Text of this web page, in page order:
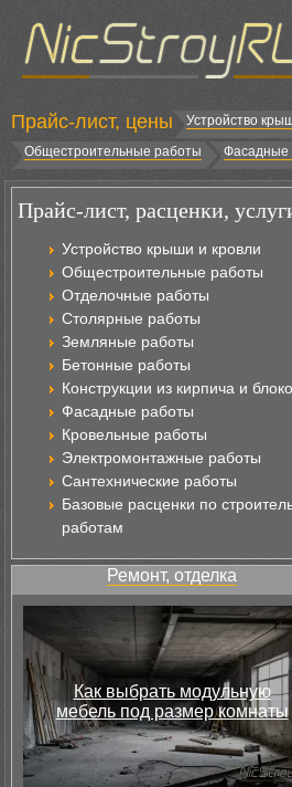
Прайс-лист, цены Устройство
Общестроительные работы
Фасадные
Прайс-лист, расценки,
Устройство крыши и кровли
Общестроительные работы
Отделочные работы
Столярные работы
Земляные работы
Бетонные работы
Конструкции из кирпича и
Фасадные работы
Кровельные работы
Электромонтажные работы
Сантехнические работы
Базовые расценки по
работам
Ремонт, отделка
Как выбрать модульную
мебель под размер комнаты